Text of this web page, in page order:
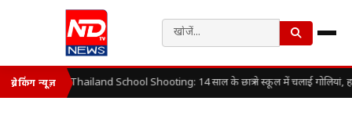
ब्रेकिंग न्यूज़ Thailand School Shooting: 14 साल के छात्र ने स्कूल में चलाई गोलियां,